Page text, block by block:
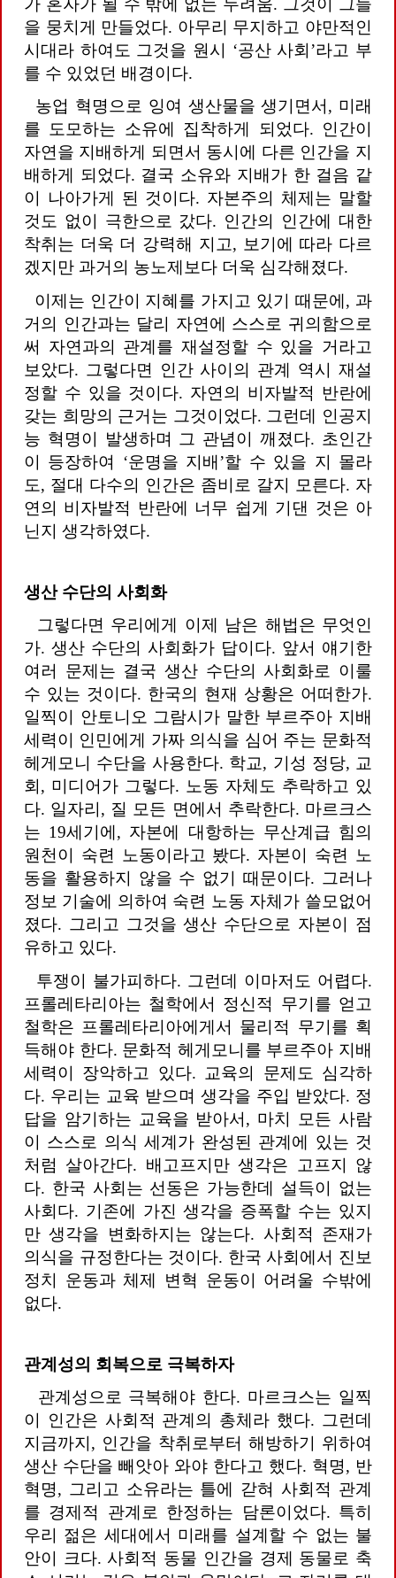
가 혼자가 될 수 밖에 없는 두려움. 그것이 그들
을 뭉치게 만들었다. 아무리 무지하고 야만적인
시대라 하여도 그것을 원시 ‘공산 사회’라고 부
를 수 있었던 배경이다.
농업 혁명으로 잉여 생산물을 생기면서, 미래
를 도모하는 소유에 집착하게 되었다. 인간이
자연을 지배하게 되면서 동시에 다른 인간을 지
배하게 되었다. 결국 소유와 지배가 한 걸음 같
이 나아가게 된 것이다. 자본주의 체제는 말할
것도 없이 극한으로 갔다. 인간의 인간에 대한
착취는 더욱 더 강력해 지고, 보기에 따라 다르
겠지만 과거의 농노제보다 더욱 심각해졌다.
이제는 인간이 지혜를 가지고 있기 때문에, 과
거의 인간과는 달리 자연에 스스로 귀의함으로
써 자연과의 관계를 재설정할 수 있을 거라고
보았다. 그렇다면 인간 사이의 관계 역시 재설
정할 수 있을 것이다. 자연의 비자발적 반란에
갖는 희망의 근거는 그것이었다. 그런데 인공지
능 혁명이 발생하며 그 관념이 깨졌다. 초인간
이 등장하여 ‘운명을 지배’할 수 있을 지 몰라
도, 절대 다수의 인간은 좀비로 갈지 모른다. 자
연의 비자발적 반란에 너무 쉽게 기댄 것은 아
닌지 생각하였다.
생산 수단의 사회화
그렇다면 우리에게 이제 남은 해법은 무엇인
가. 생산 수단의 사회화가 답이다. 앞서 얘기한
여러 문제는 결국 생산 수단의 사회화로 이룰
수 있는 것이다. 한국의 현재 상황은 어떠한가.
일찍이 안토니오 그람시가 말한 부르주아 지배
세력이 인민에게 가짜 의식을 심어 주는 문화적
헤게모니 수단을 사용한다. 학교, 기성 정당, 교
회, 미디어가 그렇다. 노동 자체도 추락하고 있
다. 일자리, 질 모든 면에서 추락한다. 마르크스
는 19세기에, 자본에 대항하는 무산계급 힘의
원천이 숙련 노동이라고 봤다. 자본이 숙련 노
동을 활용하지 않을 수 없기 때문이다. 그러나
정보 기술에 의하여 숙련 노동 자체가 쓸모없어
졌다. 그리고 그것을 생산 수단으로 자본이 점
유하고 있다.
투쟁이 불가피하다. 그런데 이마저도 어렵다.
프롤레타리아는 철학에서 정신적 무기를 얻고
철학은 프롤레타리아에게서 물리적 무기를 획
득해야 한다. 문화적 헤게모니를 부르주아 지배
세력이 장악하고 있다. 교육의 문제도 심각하
다. 우리는 교육 받으며 생각을 주입 받았다. 정
답을 암기하는 교육을 받아서, 마치 모든 사람
이 스스로 의식 세계가 완성된 관계에 있는 것
처럼 살아간다. 배고프지만 생각은 고프지 않
다. 한국 사회는 선동은 가능한데 설득이 없는
사회다. 기존에 가진 생각을 증폭할 수는 있지
만 생각을 변화하지는 않는다. 사회적 존재가
의식을 규정한다는 것이다. 한국 사회에서 진보
정치 운동과 체제 변혁 운동이 어려울 수밖에
없다.
관계성의 회복으로 극복하자
관계성으로 극복해야 한다. 마르크스는 일찍
이 인간은 사회적 관계의 총체라 했다. 그런데
지금까지, 인간을 착취로부터 해방하기 위하여
생산 수단을 빼앗아 와야 한다고 했다. 혁명, 반
혁명, 그리고 소유라는 틀에 갇혀 사회적 관계
를 경제적 관계로 한정하는 담론이었다. 특히
우리 젊은 세대에서 미래를 설계할 수 없는 불
안이 크다. 사회적 동물 인간을 경제 동물로 축